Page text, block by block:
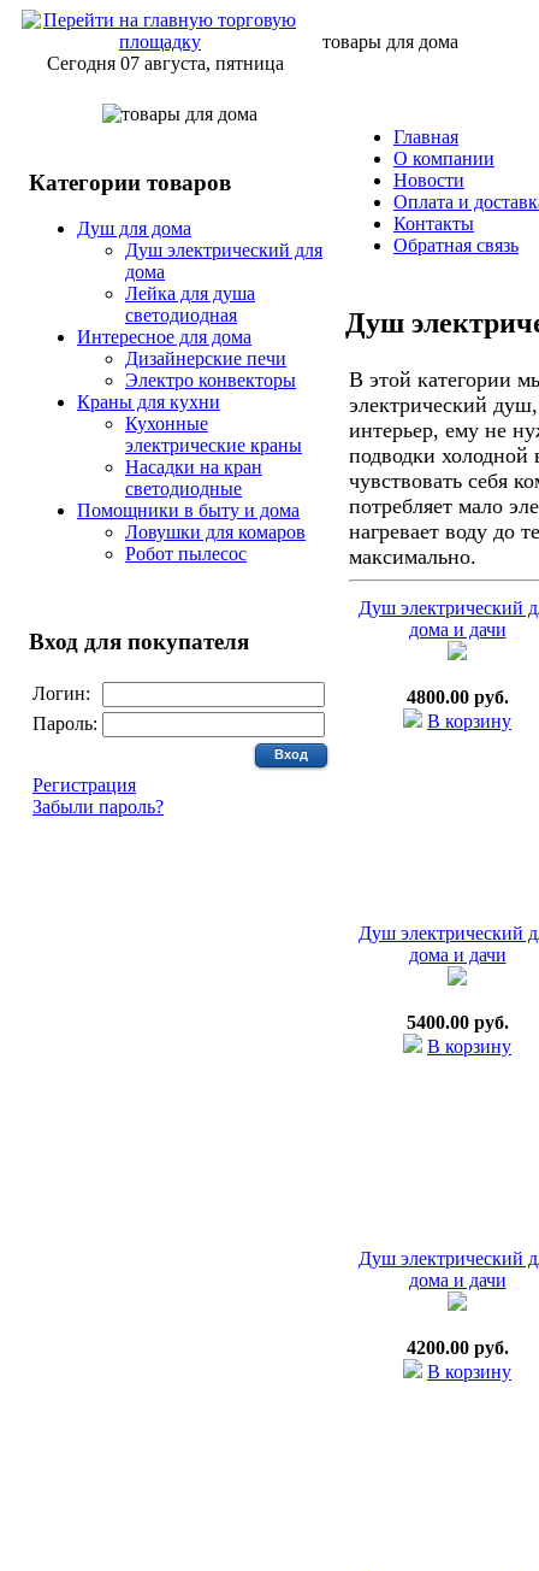
Сегодня 07 августа, пятница
товары для дома
Категории товаров
Душ для дома
Душ электрический для
дома
Лейка для душа
светодиодная
Интересное для дома
Дизайнерские печи
Электро конвекторы
Краны для кухни
Кухонные
электрические краны
Насадки на кран
светодиодные
Помощники в быту и дома
Ловушки для комаров
Робот пылесос
Вход для покупателя
Логин:
Пароль:
Регистрация
Забыли пароль?
Главная
О компании
Новости
Оплата и
Контакты
Обратная связь
Душ
В этой категории
электрический
интерьер, ему не
подводки холодной
чувствовать себя
потребляет мало
нагревает воду до
максимально.
Душ электрический
дома и дачи
4800.00 руб.
В корзину
Душ электрический
дома и дачи
5400.00 руб.
В корзину
Душ электрический
дома и дачи
4200.00 руб.
В корзину